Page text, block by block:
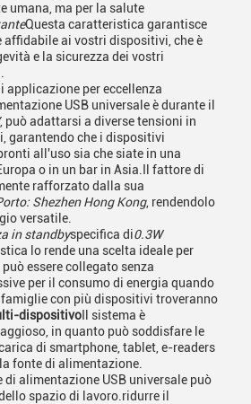
umana, ma per la salute
Questa caratteristica garantisce
affidabile ai vostri dispositivi, che è
e la sicurezza dei vostri
applicazione per eccellenza
USB universale è durante il
, può adattarsi a diverse tensioni in
garantendo che i dispositivi
all'uso sia che siate in una
o in un bar in Asia.Il fattore di
rafforzato dalla sua
Shezhen Hong Kong, rendendolo
versatile.
in standbyspecifica di0.3W
lo rende una scelta ideale per
essere collegato senza
per il consumo di energia quando
con più dispositivi troveranno
dispositivo Il sistema è
in quanto può soddisfare le
di smartphone, tablet, e-readers
fonte di alimentazione.
di alimentazione USB universale può
spazio di lavoro.ridurre il